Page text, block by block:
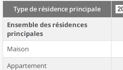
Type de résidence principale
Ensemble des résidences
principales
Maison
Appartement